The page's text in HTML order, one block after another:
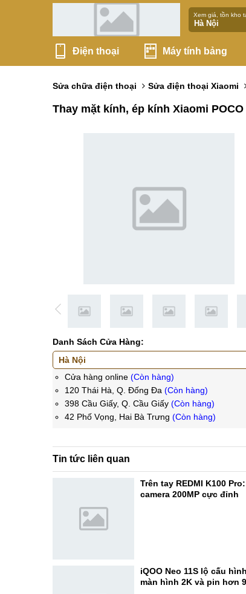
Xem giá, tồn kho
Điện thoại Máy tính bảng
Sửa chữa điện thoại Sửa điện thoại Xiaomi
Thay mặt kính, ép kính Xiaomi POCO
Danh Sách Cửa Hàng:
Cửa hàng online (Còn hàng)
120 Thái Hà, Q. Đống Đa (Còn hàng)
398 Cầu Giấy, Q. Cầu Giấy (Còn hàng)
42 Phố Vọng, Hai Bà Trưng (Còn hàng)
Tin tức liên quan
Trên tay REDMI K100
camera 200MP cực đỉnh
iQOO Neo 11S lộ cấu
màn hình 2K và pin hơn